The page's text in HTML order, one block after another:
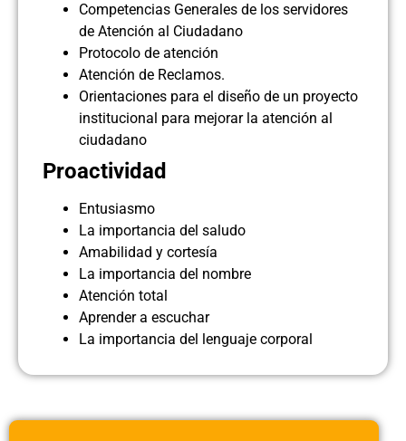
Competencias Generales de los servidores
de Atención al Ciudadano
Protocolo de atención
Atención de Reclamos.
Orientaciones para el diseño de un proyecto
institucional para mejorar la atención al
ciudadano
Proactividad
Entusiasmo
La importancia del saludo
Amabilidad y cortesía
La importancia del nombre
Atención total
Aprender a escuchar
La importancia del lenguaje corporal